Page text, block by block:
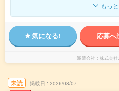
もっ
気になる! 応募へ
派遣会社 株式会社
未読 掲載日 2026/08/07